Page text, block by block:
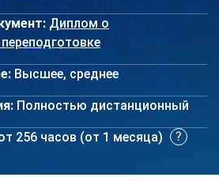
Диплом о
Высшее, среднее
Полностью дистанционный
256 часов (от 1 месяца)